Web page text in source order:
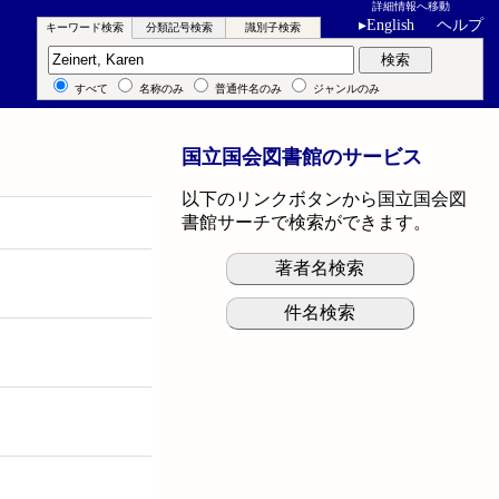
詳細情報へ移動
▸English ヘルプ
キーワード検索 分類記号検索 識別子検索
キーワード検索 検索
すべて 名称のみ 普通件名のみ ジャンルのみ
国立国会図書館のサービス
以下のリンクボタンから国立国会図
書館サーチで検索ができます。
著者名検索
件名検索